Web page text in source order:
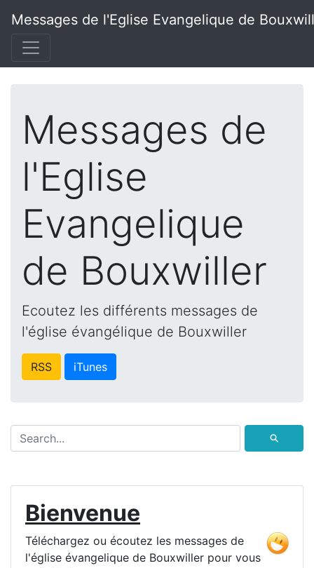
Messages de l'Eglise Evangelique de
Messages de
l'Eglise
Evangelique
de Bouxwiller
Ecoutez les différents messages de
l'église évangélique de Bouxwiller
RSS iTunes
⚲
Bienvenue
Téléchargez ou écoutez les messages de
l'église évangelique de Bouxwiller pour vous